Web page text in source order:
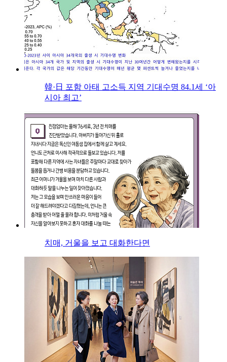
韓·日 포함 아태 고소득 지역 기대수명 84.1세 ‘아
시아 최고’
치매, 거울을 보고 대화한다면